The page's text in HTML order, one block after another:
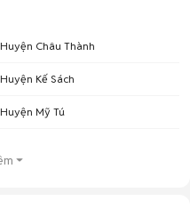
Huyện Châu Thành
Huyện Kế Sách
Huyện Mỹ Tú